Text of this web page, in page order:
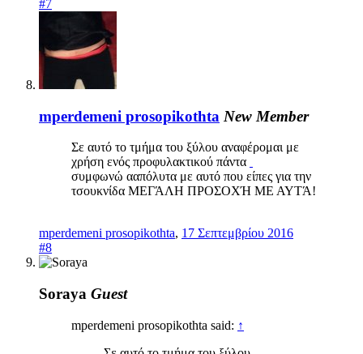
#7
mperdemeni prosopikothta New Member
Σε αυτό το τμήμα του ξύλου αναφέρομαι με
χρήση ενός προφυλακτικού πάντα
συμφωνώ ααπόλυτα με αυτό που είπες για την
τσουκνίδα ΜΕΓΆΛΗ ΠΡΟΣΟΧΉ ΜΕ ΑΥΤΆ!
mperdemeni prosopikothta, 17 Σεπτεμβρίου 2016
#8
Soraya Guest
mperdemeni prosopikothta said: ↑